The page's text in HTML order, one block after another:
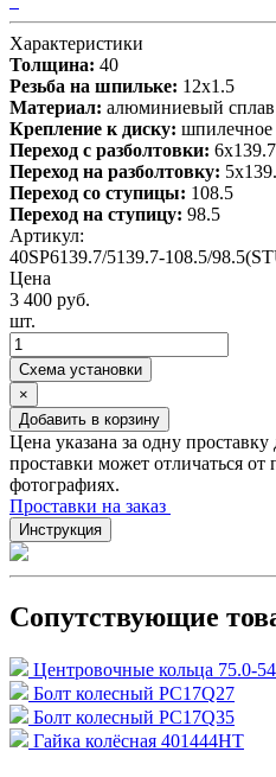
Характеристики
Толщина: 40
Резьба на шпильке: 12х1.5
Материал: алюминиевый
Крепление к диску: шпилечное
Переход с разболтовки: 6х139.7
Переход на разболтовку:
Переход со ступицы: 108.5
Переход на ступицу: 98.5
Артикул:
40SP6139.7/5139.7-108.5/
Цена
3 400 руб.
шт.
Схема установки
×
Добавить в корзину
Цена указана за одну
проставки может отличаться от
фотографиях.
Проставки на заказ
Инструкция
Сопутствующие
Центровочные кольца 75.0-
Болт колесный PC17Q27
Болт колесный PC17Q35
Гайка колёсная 401444HT